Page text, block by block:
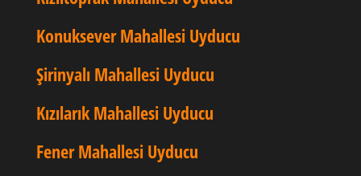
Konuksever Mahallesi Uyducu
Şirinyalı Mahallesi Uyducu
Kızılarık Mahallesi Uyducu
Fener Mahallesi Uyducu